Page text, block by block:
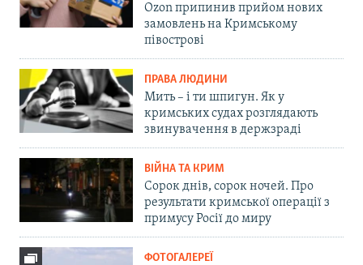
Ozon припинив прийом нових
замовлень на Кримському
півострові
ПРАВА ЛЮДИНИ
Мить – і ти шпигун. Як у
кримських судах розглядають
звинувачення в держзраді
ВІЙНА ТА КРИМ
Сорок днів, сорок ночей. Про
результати кримської операції з
примусу Росії до миру
ФОТОГАЛЕРЕЇ